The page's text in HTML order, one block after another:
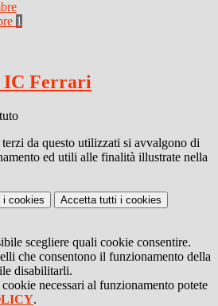
1
IC Ferrari
da questo utilizzati si avvalgono di
ed utili alle finalità illustrate nella
i cookies Accetta tutti i cookies
scegliere quali cookie consentire.
che consentono il funzionamento della
disabilitarli.
necessari al funzionamento potete
.